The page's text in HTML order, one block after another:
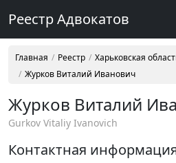
Реестр Адвокатов
Главная Реестр Харьковская
Журков Виталий Иванович
Журков Виталий
Gurkov Vitaliy Ivanovich
Контактная